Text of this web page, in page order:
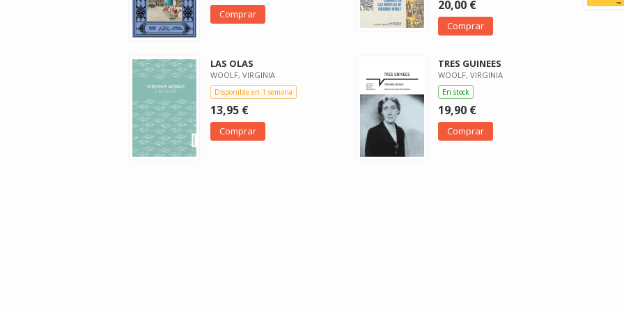
Comprar
20,00 €
Comprar
LAS OLAS
WOOLF, VIRGINIA
Disponible en 1 semana
13,95 €
Comprar
TRES GUINEES
WOOLF, VIRGINIA
En stock
19,90 €
Comprar